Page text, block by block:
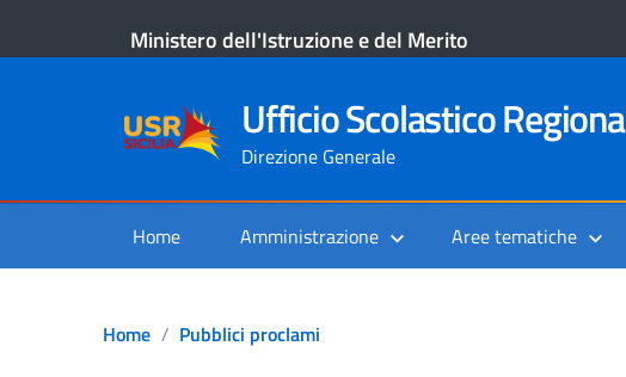
Ministero dell'Istruzione e del Merito
Ufficio Scolastico
Direzione Generale
Home Amministrazione Aree tematiche
Home Pubblici proclami